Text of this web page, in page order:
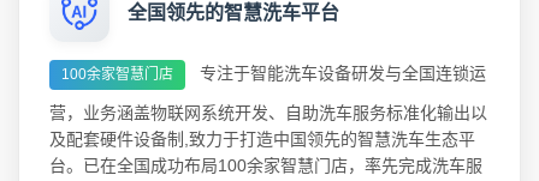
全国领先的智慧洗车平台
100余家智慧门店 专注于智能洗车设备研发与全国连锁运
营，业务涵盖物联网系统开发、自助洗车服务标准化输出以
及配套硬件设备制,致力于打造中国领先的智慧洗车生态平
台。已在全国成功布局100余家智慧门店，率先完成洗车服